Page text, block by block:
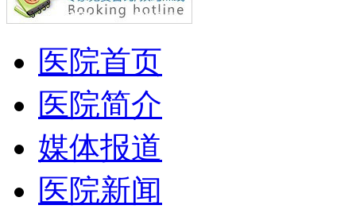
医院首页
医院简介
媒体报道
医院新闻